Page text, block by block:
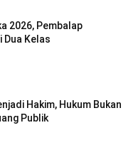
2026, Pembalap
Dua Kelas
Hakim, Hukum Bukan
Publik